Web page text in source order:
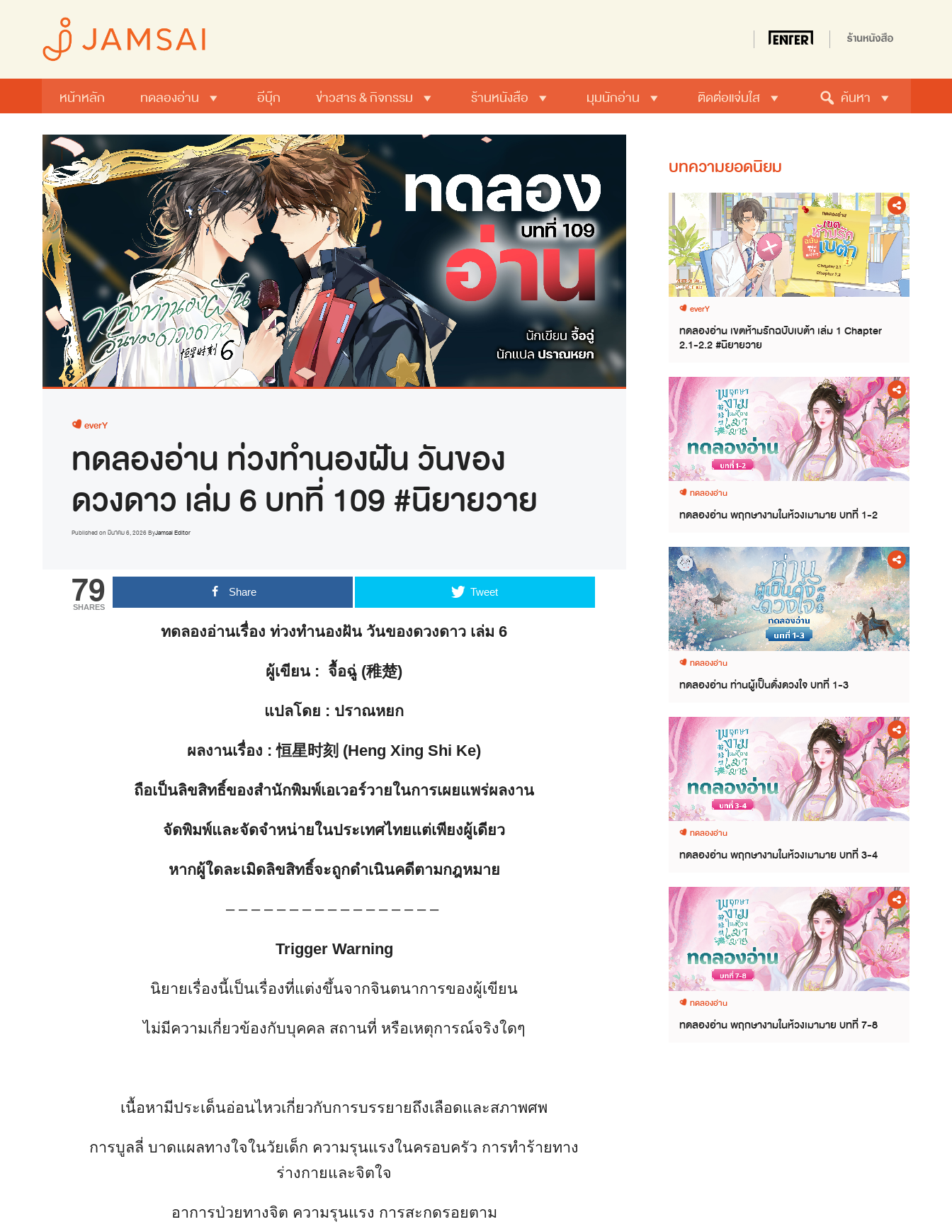
หน้าหลัก ทดลองอ่าน อีบุ๊ก ข่าวสาร & กิจกรรม ร้านหนังสือ มุมนักอ่าน ติดต่อแจ่มใส ค้นหา
everY
ทดลองอ่าน ท่วงทำนองฝัน วันของ
ดวงดาว เล่ม 6 บทที่ 109 #นิยายวาย
Published on มีนาคม 6, 2026ByJamsai Editor
79
SHARES
Share Tweet
ทดลองอ่านเรื่อง ท่วงทำนองฝัน วันของดวงดาว เล่ม 6
ผู้เขียน : จื้อฉู่ (稚楚)
แปลโดย : ปราณหยก
ผลงานเรื่อง : 恒星时刻 (Heng Xing Shi Ke)
ถือเป็นลิขสิทธิ์ของสำนักพิมพ์เอเวอร์วายในการเผยแพร่ผลงาน
จัดพิมพ์และจัดจำหน่ายในประเทศไทยแต่เพียงผู้เดียว
หากผู้ใดละเมิดลิขสิทธิ์จะถูกดำเนินคดีตามกฎหมาย
– – – – – – – – – – – – – – – – –
Trigger Warning
นิยายเรื่องนี้เป็นเรื่องที่แต่งขึ้นจากจินตนาการของผู้เขียน
ไม่มีความเกี่ยวข้องกับบุคคล สถานที่ หรือเหตุการณ์จริงใดๆ
เนื้อหามีประเด็นอ่อนไหวเกี่ยวกับการบรรยายถึงเลือดและสภาพศพ
การบูลลี่ บาดแผลทางใจในวัยเด็ก ความรุนแรงในครอบครัว การทำร้ายทาง
ร่างกายและจิตใจ
อาการป่วยทางจิต ความรุนแรง การสะกดรอยตาม
บทความยอดนิยม
everY
ทดลองอ่าน เขตห้ามรักฉบับเบต้า เล่ม 1 Chapter
2.1-2.2 #นิยายวาย
ทดลองอ่าน
ทดลองอ่าน พฤกษางามในห้วงเมามาย บทที่ 1-2
ทดลองอ่าน
ทดลองอ่าน ท่านผู้เป็นดั่งดวงใจ บทที่ 1-3
ทดลองอ่าน
ทดลองอ่าน พฤกษางามในห้วงเมามาย บทที่ 3-4
ทดลองอ่าน
ทดลองอ่าน พฤกษางามในห้วงเมามาย บทที่ 7-8